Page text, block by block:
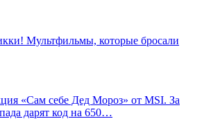
Мультфильмы, которые бросали
«Сам себе Дед Мороз» от MSI. За
дарят код на 650…